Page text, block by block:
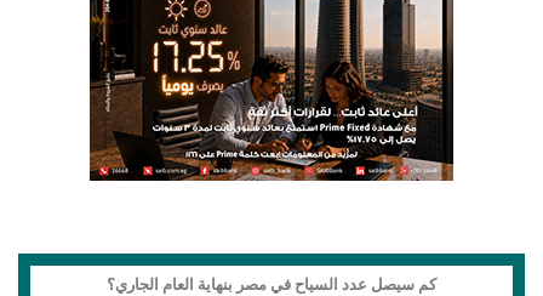
كم سيصل عدد السياح في مصر بنهاية العام الجاري؟